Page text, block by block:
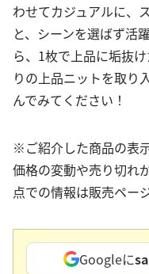
わせてカジュアルに、
と、シーンを選ばず活
ら、1枚で上品に垢抜
りの上品ニットを取り
んでみてください！
※ご紹介した商品の表
価格の変動や売り切れ
点での情報は販売ペー
Googleに